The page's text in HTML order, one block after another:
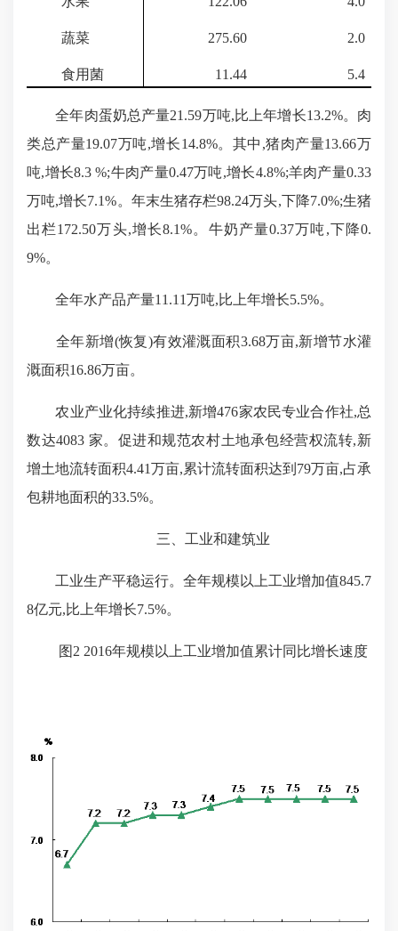
蔬菜 275.60 2.0
食用菌 11.44 5.4
全年肉蛋奶总产量21.59万吨,比上年增长13.2%。肉
类总产量19.07万吨,增长14.8%。其中,猪肉产量13.66万
吨,增长8.3 %;牛肉产量0.47万吨,增长4.8%;羊肉产量0.33
万吨,增长7.1%。年末生猪存栏98.24万头,下降7.0%;生猪
出栏172.50万头,增长8.1%。牛奶产量0.37万吨,下降0.
9%。
全年水产品产量11.11万吨,比上年增长5.5%。
全年新增(恢复)有效灌溉面积3.68万亩,新增节水灌
溉面积16.86万亩。
农业产业化持续推进,新增476家农民专业合作社,总
数达4083 家。促进和规范农村土地承包经营权流转,新
增土地流转面积4.41万亩,累计流转面积达到 79万亩,占承
包耕地面积的33.5%。
三、工业和建筑业
工业生产平稳运行。全年规模以上工业增加值845.7
8亿元,比上年增长7.5%。
图 2 2016年规模以上工业增加值累计同比增长速度